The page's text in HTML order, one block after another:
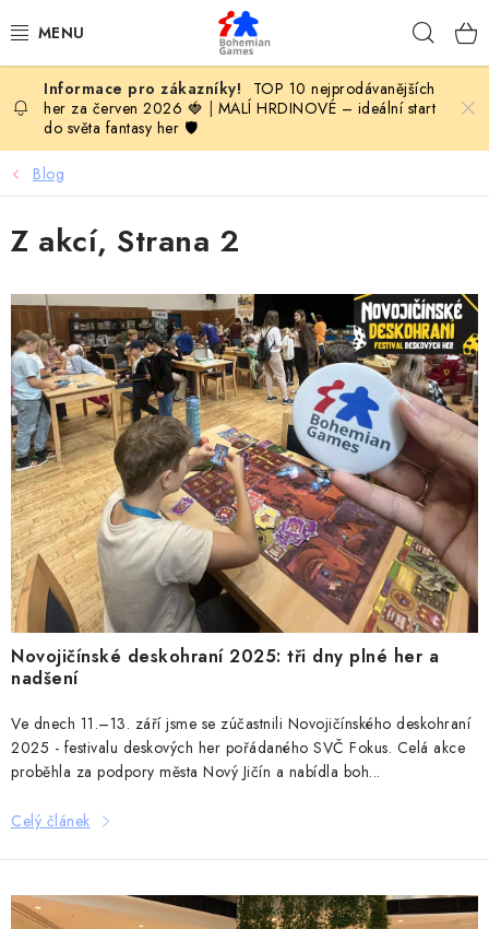
na
KOMPLETNÍ NABÍDKA HER
PODLE VĚKU
VYDAVATELSTVÍ DESKOVÝCH HER
OLOHRANÍ
B2B SEKCE
DESKOHERNÍ KLUBY, DDM, KNIHOVNY A JINÉ
ZÁJMOVÉ ORGANIZACE
ZÁKLADNÍ A MATEŘSKÉ ŠKOLY, STŘEDNÍ ŠKOLY A
JINÁ VZDĚLÁVACÍ ZAŘÍZENÍ
Obchodní podmínky
Doprava a platba
Podmínky ochrany osobních údajů
Věrnostní program Staň se bohémem!
Deskoherní kluby, DDM, knihovny a jiné zájmové organizace
Bohemian Games ve světle reflektorů
Kalendář akcí Bohemian Games 🎉
Kde koupit hry Bohemian Games
Zákaznická podpora
TOP 10 nejprodávanějších
her za červen 2026 🍓
MALÍ HRDINOVÉ – ideální start
do světa fantasy her 🛡️
Blog
Z akcí, Strana 2
V
ý
p
i
s
č
l
á
n
k
ů
Novojičínské deskohraní 2025: tři dny plné her a
nadšení
Ve dnech 11.–13. září jsme se zúčastnili Novojičínského deskohraní
2025 - festivalu deskových her pořádaného SVČ Fokus. Celá akce
proběhla za podpory města Nový Jičín a nabídla boh...
Celý článek